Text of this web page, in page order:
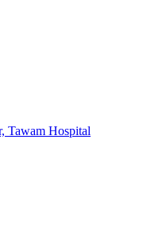
Tawam Hospital